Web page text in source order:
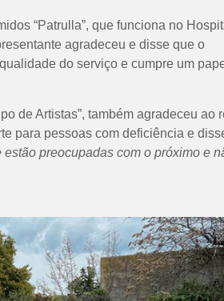
“Patrulla”, que funciona no
agradeceu e disse que o
do serviço e cumpre um
de Artistas”, também agradeceu ao
para pessoas com deficiência e
preocupadas com o próximo e